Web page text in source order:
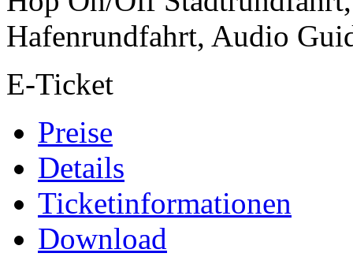
Hafenrundfahrt, Audio
E-Ticket
Preise
Details
Ticketinformationen
Download